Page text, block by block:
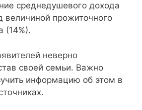
среднедушевого дохода
величиной прожиточного
(14%).
неверно
своей семьи. Важно
информацию об этом в